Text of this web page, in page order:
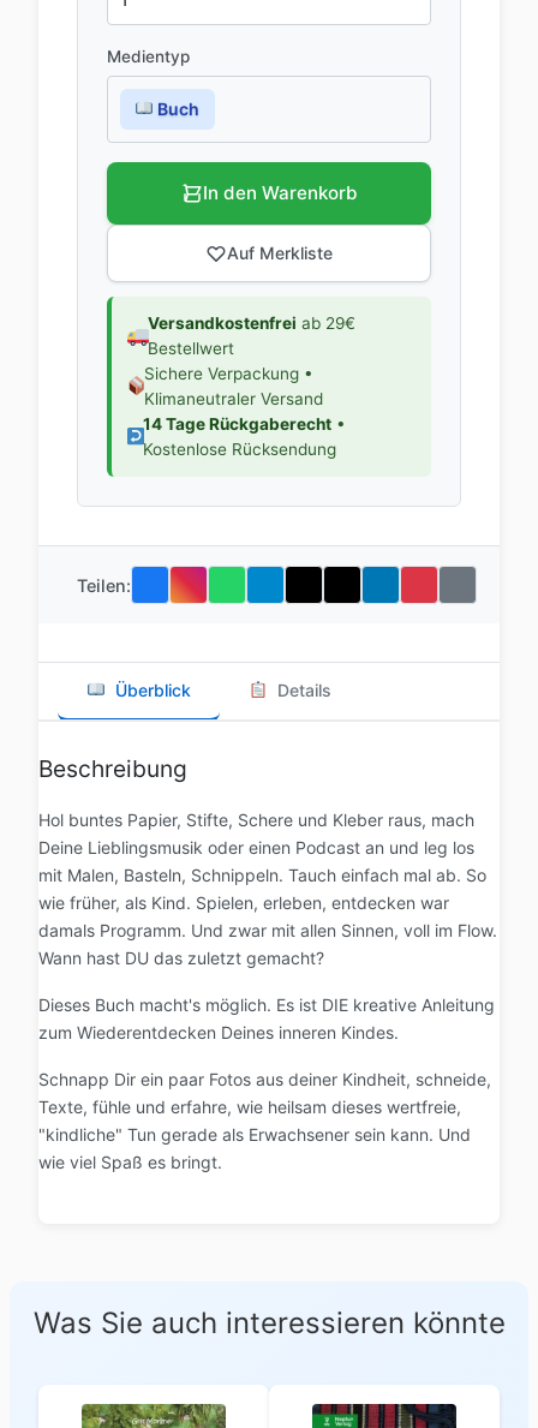
Medientyp
Buch
In den Warenkorb
Auf Merkliste
Versandkostenfrei ab 29€
Bestellwert
Sichere Verpackung •
Klimaneutraler Versand
14 Tage Rückgaberecht•
Kostenlose Rücksendung
Teilen:
Überblick Details
Beschreibung
Hol buntes Papier, Stifte, Schere und Kleber raus, mach
Deine Lieblingsmusik oder einen Podcast an und leg los
mit Malen, Basteln, Schnippeln. Tauch einfach mal ab. So
wie früher, als Kind. Spielen, erleben, entdecken war
damals Programm. Und zwar mit allen Sinnen, voll im Flow.
Wann hast DU das zuletzt gemacht?
Dieses Buch macht's möglich. Es ist DIE kreative Anleitung
zum Wiederentdecken Deines inneren Kindes.
Schnapp Dir ein paar Fotos aus deiner Kindheit, schneide,
Texte, fühle und erfahre, wie heilsam dieses wertfreie,
"kindliche" Tun gerade als Erwachsener sein kann. Und
wie viel Spaß es bringt.
Was Sie auch interessieren könnte